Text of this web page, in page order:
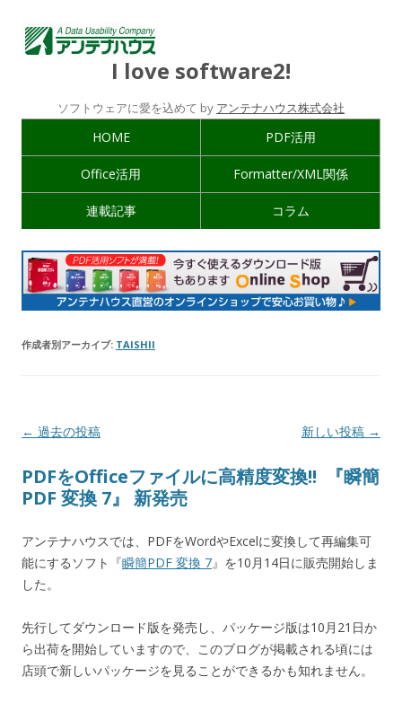
I love software2!
ソフトウェアに愛を込めて by アンテナハウス株式会社
HOME PDF活用
Office活用 Formatter/XML関係
連載記事 コラム
作成者別アーカイブ: TAISHII
投稿ナビゲーション
← 過去の投稿 新しい投稿 →
PDFをOfficeファイルに高精度変換!! 『瞬簡
PDF 変換 7』 新発売
アンテナハウスでは、PDFをWordやExcelに変換して再編集可
能にするソフト『瞬簡PDF 変換 7』を10月14日に販売開始しま
した。
先行してダウンロード版を発売し、パッケージ版は10月21日か
ら出荷を開始していますので、このブログが掲載される頃には
店頭で新しいパッケージを見ることができるかも知れません。